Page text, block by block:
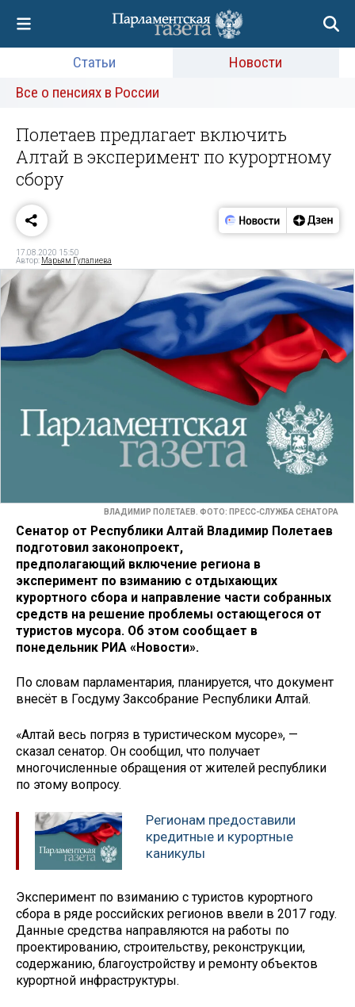
Статьи
Новости
Все о пенсиях в России
Полетаев предлагает включить
Алтай в эксперимент по курортному
сбору
17.08.2020 15:50
Автор: Марьям Гулалиева
ВЛАДИМИР ПОЛЕТАЕВ. ФОТО: ПРЕСС-СЛУЖБА СЕНАТОРА
Сенатор от Республики Алтай Владимир Полетаев
подготовил законопроект,
предполагающий включение региона в
эксперимент по взиманию с отдыхающих
курортного сбора и направление части собранных
средств на решение проблемы остающегося от
туристов мусора.​ Об этом сообщает в
понедельник РИА «Новости».
По словам парламентария, планируется, что документ
внесёт в Госдуму Заксобрание Республики Алтай.
«Алтай весь погряз в туристическом мусоре», —
сказал сенатор. Он сообщил, что получает
многочисленные обращения от жителей республики
по этому вопросу.
Регионам предоставили
кредитные и курортные
каникулы
Эксперимент по взиманию с туристов курортного
сбора в ряде российских регионов ввели в 2017 году.
Данные средства направляются на работы по
проектированию, строительству, реконструкции,
содержанию, благоустройству и ремонту объектов
курортной инфраструктуры.